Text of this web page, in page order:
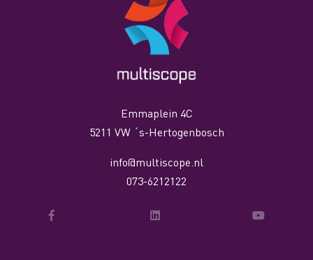
Emmaplein 4C
5211 VW ´s-Hertogenbosch
info@multiscope.nl
073-6212122